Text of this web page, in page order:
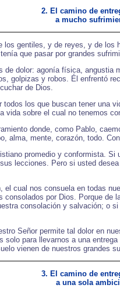
2. El camino de
a mucho
gentiles, y de reyes, y de
que pasar por grandes
dolor: agonía física,
golpizas y robos. Él enfrentó
de Dios.
los que buscan tener
sobre el cual no tenemos
donde, como Pablo,
alma, mente, corazón, todo.
promedio y conformista.
lecciones. Pero si usted
cual nos consuela en todas
por Dios. Porque
consolación y salvación; o
Señor permite tal dolor en
para llevarnos a una
vienen de nuestros grandes
3. El camino de
a una sola